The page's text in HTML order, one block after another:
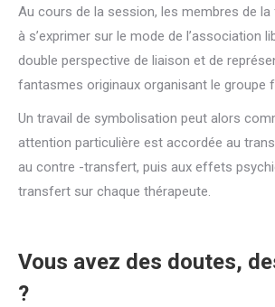
Au cours de la session, les membres de
à s’exprimer sur le mode de l’association
double perspective de liaison et de
fantasmes originaux organisant le groupe
Un travail de symbolisation peut alors
attention particulière est accordée au
au contre -transfert, puis aux effets
transfert sur chaque thérapeute.
Vous avez des doutes,
?